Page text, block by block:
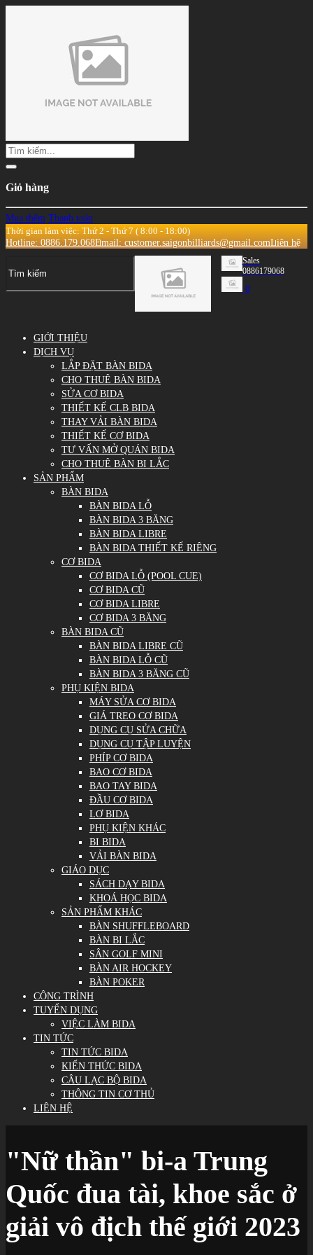
Giỏ hàng
Mua thêm Thanh toán
Thời gian làm việc: Thứ 2 - Thứ 7 ( 8:00 - 18:00)
Hotline: 0886.179.068Email: customer.saigonbilliards@gmail.comLiên hệ
Sales
0886179068
0
GIỚI THIỆU
DỊCH VỤ
LẮP ĐẶT BÀN BIDA
CHO THUÊ BÀN BIDA
SỬA CƠ BIDA
THIẾT KẾ CLB BIDA
THAY VẢI BÀN BIDA
THIẾT KẾ CƠ BIDA
TƯ VẤN MỞ QUÁN BIDA
CHO THUÊ BÀN BI LẮC
SẢN PHẨM
BÀN BIDA
BÀN BIDA LỖ
BÀN BIDA 3 BĂNG
BÀN BIDA LIBRE
BÀN BIDA THIẾT KẾ RIÊNG
CƠ BIDA
CƠ BIDA LỖ (POOL CUE)
CƠ BIDA CŨ
CƠ BIDA LIBRE
CƠ BIDA 3 BĂNG
BÀN BIDA CŨ
BÀN BIDA LIBRE CŨ
BÀN BIDA LỖ CŨ
BÀN BIDA 3 BĂNG CŨ
PHỤ KIỆN BIDA
MÁY SỬA CƠ BIDA
GIÁ TREO CƠ BIDA
DỤNG CỤ SỬA CHỮA
DỤNG CỤ TẬP LUYỆN
PHÍP CƠ BIDA
BAO CƠ BIDA
BAO TAY BIDA
ĐẦU CƠ BIDA
LƠ BIDA
PHỤ KIỆN KHÁC
BI BIDA
VẢI BÀN BIDA
GIÁO DỤC
SÁCH DẠY BIDA
KHOÁ HỌC BIDA
SẢN PHẨM KHÁC
BÀN SHUFFLEBOARD
BÀN BI LẮC
SÂN GOLF MINI
BÀN AIR HOCKEY
BÀN POKER
CÔNG TRÌNH
TUYỂN DỤNG
VIỆC LÀM BIDA
TIN TỨC
TIN TỨC BIDA
KIẾN THỨC BIDA
CÂU LẠC BỘ BIDA
THÔNG TIN CƠ THỦ
LIÊN HỆ
"Nữ thần" bi-a Trung
Quốc đua tài, khoe sắc ở
giải vô địch thế giới 2023